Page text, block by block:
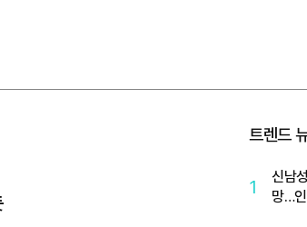
트렌드
1
신남
망…